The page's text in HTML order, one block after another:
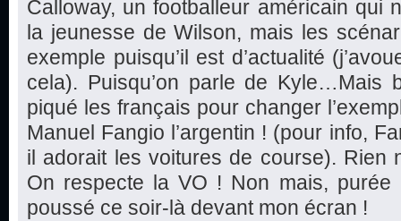
Calloway, un footballeur américain qui
la jeunesse de Wilson, mais les
exemple puisqu’il est d’actualité
cela). Puisqu’on parle de Kyle…Mais
piqué les français pour changer
Manuel Fangio l’argentin ! (pour info,
il adorait les voitures de course). Rien
On respecte la VO ! Non mais, purée
poussé ce soir-là devant mon écran !